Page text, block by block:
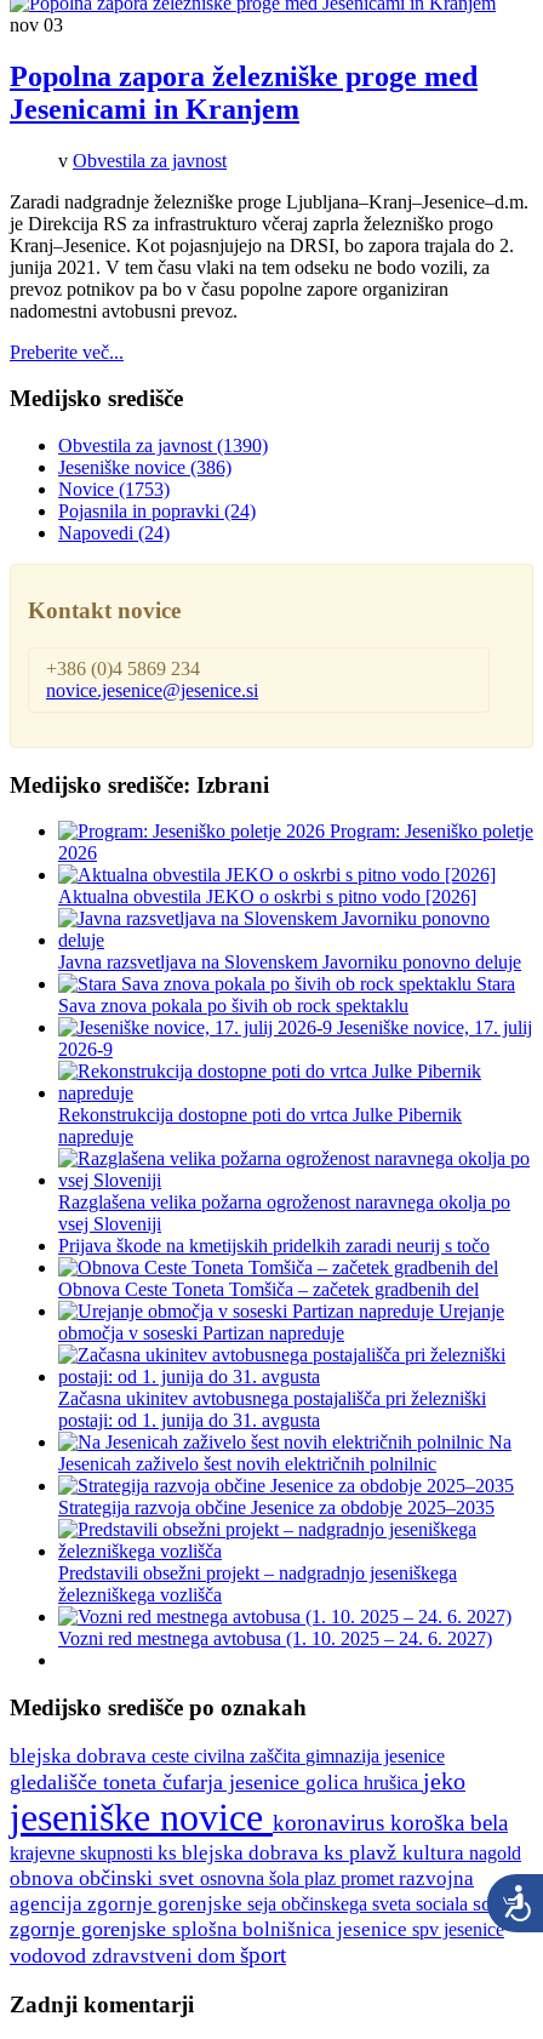
nov 03
Popolna zapora železniške proge med
Jesenicami in Kranjem
v Obvestila za javnost
Zaradi nadgradnje železniške proge Ljubljana–Kranj–Jesenice–d.m.
je Direkcija RS za infrastrukturo včeraj zaprla železniško progo
Kranj–Jesenice. Kot pojasnjujejo na DRSI, bo zapora trajala do 2.
junija 2021. V tem času vlaki na tem odseku ne bodo vozili, za
prevoz potnikov pa bo v času popolne zapore organiziran
nadomestni avtobusni prevoz.
Preberite več...
Medijsko središče
Obvestila za javnost (1390)
Jeseniške novice (386)
Novice (1753)
Pojasnila in popravki (24)
Napovedi (24)
Kontakt novice
+386 (0)4 5869 234
novice.jesenice@jesenice.si
Medijsko središče: Izbrani
Program: Jeseniško poletje
2026
Aktualna obvestila JEKO o oskrbi s pitno vodo [2026]
Javna razsvetljava na Slovenskem Javorniku ponovno deluje
Stara
Sava znova pokala po šivih ob rock spektaklu
Jeseniške novice, 17. julij
2026-9
Rekonstrukcija dostopne poti do vrtca Julke Pibernik
napreduje
Razglašena velika požarna ogroženost naravnega okolja po
vsej Sloveniji
Prijava škode na kmetijskih pridelkih zaradi neurij s točo
Obnova Ceste Toneta Tomšiča – začetek gradbenih del
Urejanje
območja v soseski Partizan napreduje
Začasna ukinitev avtobusnega postajališča pri železniški
postaji: od 1. junija do 31. avgusta
Na
Jesenicah zaživelo šest novih električnih polnilnic
Strategija razvoja občine Jesenice za obdobje 2025–2035
Predstavili obsežni projekt – nadgradnjo jeseniškega
železniškega vozlišča
Vozni red mestnega avtobusa (1. 10. 2025 – 24. 6. 2027)
Medijsko središče po oznakah
blejska dobrava ceste civilna zaščita gimnazija jesenice
gledališče toneta čufarja jesenice golica hrušica jeko
jeseniške novice koronavirus koroška bela
krajevne skupnosti ks blejska dobrava ks plavž kultura nagold
obnova občinski svet osnovna šola plaz promet razvojna
agencija zgornje gorenjske seja občinskega sveta sociala sonček
zgornje gorenjske splošna bolnišnica jesenice spv jesenice
vodovod zdravstveni dom šport
Zadnji komentarji